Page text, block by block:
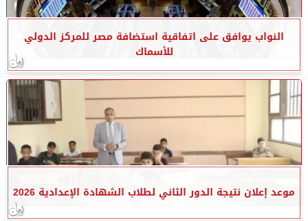
النواب يوافق على اتفاقية استضافة مصر للمركز الدولي
للأسماك
موعد إعلان نتيجة الدور الثاني لطلاب الشهادة الإعدادية 2026